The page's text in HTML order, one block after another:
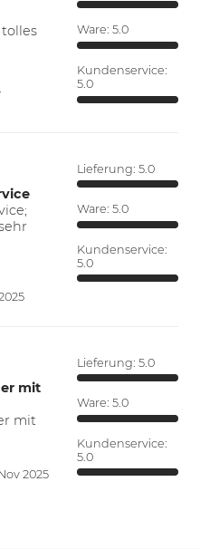
Ware: 5.0
Kundenservice:
5.0
Lieferung: 5.0
Ware: 5.0
Kundenservice:
5.0
mit
mit
2025
Lieferung: 5.0
Ware: 5.0
Kundenservice:
5.0